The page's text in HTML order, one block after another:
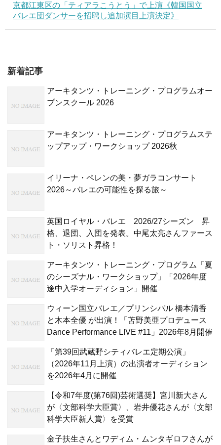
京都江東区の「ティアラこうとう」で上演《韓国国立
バレエ団ダンサーを招聘し追加演目上演決定》
新着記事
アーキタンツ・トレーニング・プログラムオー
プンスクール 2026
アーキタンツ・トレーニング・プログラムステ
ップアップ・ワークショップ 2026秋
イリーナ・ペレンの美・夢ガラコンサート
2026～バレエの可能性を探る旅～
英国ロイヤル・バレエ 2026/27シーズン 昇
格、退団、入団を発表。中尾太亮さんファース
ト・ソリスト昇格！
アーキタンツ・トレーニング・プログラム「夏
のシーズナル・ワークショップ」「2026年度
途中入学オーディション」開催
ウィーン国立バレエ／プリンシパル 橋本清香
と木本全優 が出演！「苫野美亜プロデュース
Dance Performance LIVE #11」2026年8月開催
「第39回武蔵野シティバレエ定期公演」
（2026年11月上演）の出演者オーディション
を2026年4月に開催
【令和7年度(第76回)芸術選奨】宮川新大さん
が〈文部科学大臣賞〉、岩井優花さんが〈文部
科学大臣新人賞〉を受賞
金子扶生さんとワディム・ムンタギロフさんが